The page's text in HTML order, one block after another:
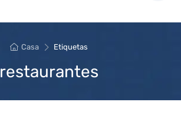
Casa Etiquetas
restaurantes